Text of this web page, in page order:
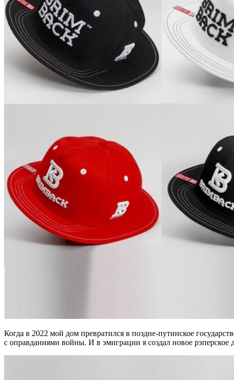
Когда в 2022 мой дом превратился в поздне-путинское
с оправданиями войны. И в эмиграции я создал новое